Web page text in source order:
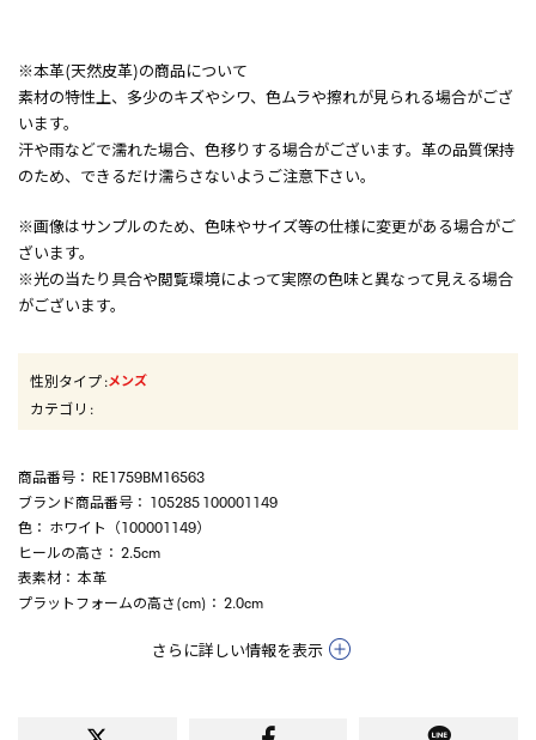
※本革(天然皮革)の商品について
素材の特性上、多少のキズやシワ、色ムラや擦れが見られる場合がござ
います。
汗や雨などで濡れた場合、色移りする場合がございます。革の品質保持
のため、できるだけ濡らさないようご注意下さい。
※画像はサンプルのため、色味やサイズ等の仕様に変更がある場合がご
ざいます。
※光の当たり具合や閲覧環境によって実際の色味と異なって見える場合
がございます。
性別タイプ:メンズ
カテゴリ :
商品番号 ： RE1759BM16563
ブランド商品番号 ： 105285 100001149
色 ： ホワイト（100001149）
ヒールの高さ ： 2.5cm
表素材： 本革
プラットフォームの高さ(cm) ： 2.0cm
さらに詳しい情報を表示